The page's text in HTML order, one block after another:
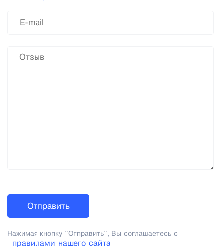
Нажимая кнопку "Отправить", Вы соглашаетесь с
правилами нашего сайта